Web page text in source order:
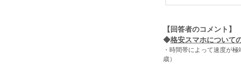
【回答者のコメント】
◆格安スマホについて
・時間帯によって速度が
歳）